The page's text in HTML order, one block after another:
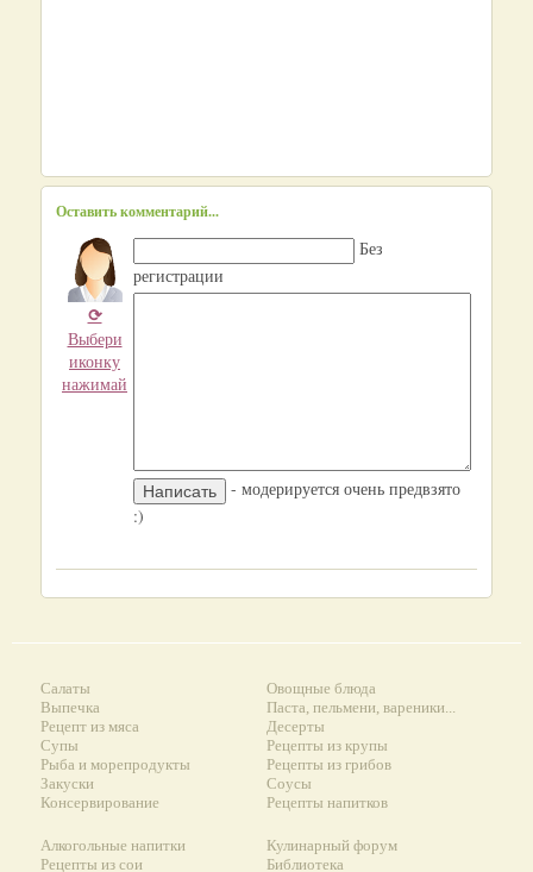
Оставить комментарий...
⟳
Выбери
иконку
нажимай
Без
регистрации
- модерируется очень предвзято
:)
Салаты
Выпечка
Рецепт из мяса
Супы
Рыба и морепродукты
Закуски
Консервирование
Овощные блюда
Паста, пельмени, вареники...
Десерты
Рецепты из крупы
Рецепты из грибов
Соусы
Рецепты напитков
Алкогольные напитки
Рецепты из сои
Кулинарный форум
Библиотека